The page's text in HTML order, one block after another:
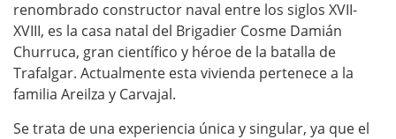
renombrado constructor naval entre los siglos XVII-
XVIII, es la casa natal del Brigadier Cosme Damián
Churruca, gran científico y héroe de la batalla de
Trafalgar. Actualmente esta vivienda pertenece a la
familia Areilza y Carvajal.
Se trata de una experiencia única y singular, ya que el